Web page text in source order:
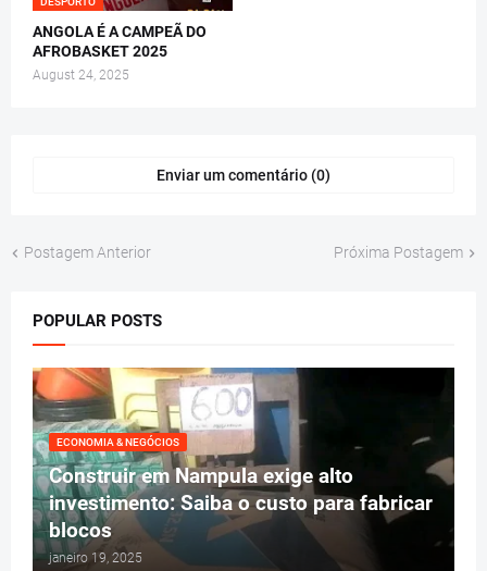
ANGOLA É A CAMPEÃ DO
AFROBASKET 2025
August 24, 2025
Enviar um comentário (0)
Postagem Anterior Próxima Postagem
POPULAR POSTS
ECONOMIA & NEGÓCIOS
Construir em Nampula exige alto
investimento: Saiba o custo para fabricar
blocos
janeiro 19, 2025